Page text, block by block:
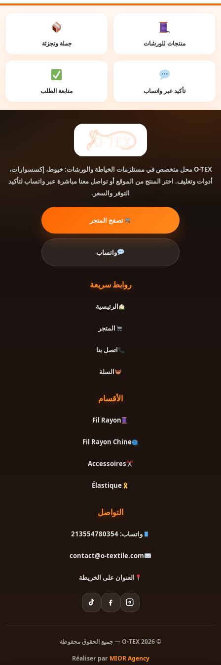
منتجات للورشات جملة وتجزئة
تأكيد عبر واتساب متابعة الطلب
O-TEXمحل متخصص في مستلزمات الخياطة والورشات: خيوط، إكسسوارات،
أدوات وتغليف. اختر المنتج من الموقع أو تواصل معنا مباشرة عبر واتساب لتأكيد
التوفر والسعر.
تصفح المتجر
واتساب
روابط سريعة
الرئيسية
المتجر
اتصل بنا
السلة
الأقسام
Fil Rayon
Fil Rayon Chine
Accessoires
Élastique
التواصل
واتساب: 213554780354
contact@o-textile.com
العنوان على الخريطة
© 2026 O-TEX — جميع الحقوق محفوظة
Réaliser par MIOR Agency